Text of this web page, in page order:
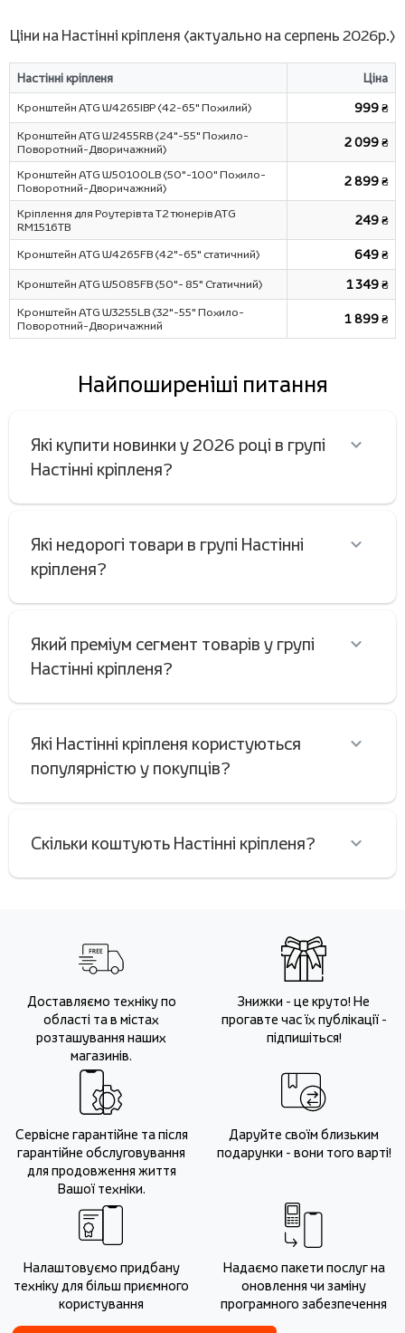
Ціни на Настінні кріпленя (актуально на серпень 2026р.)
Настінні кріпленя Ціна
Кронштейн ATG W4265IBP (42-65" Похилий) 999 ₴
Кронштейн ATG W2455RB (24"-55" Похило-
Поворотний-Дворичажний)
2 099 ₴
Кронштейн ATG W50100LB (50"-100" Похило-
Поворотний-Дворичажний)
2 899 ₴
Кріплення для Роутерів та Т2 тюнерів ATG
RM1516TB
249 ₴
Кронштейн ATG W4265FB (42"-65" статичний) 649 ₴
Кронштейн ATG W5085FB (50"- 85" Статичний) 1 349 ₴
Кронштейн ATG W3255LB (32"-55" Похило-
Поворотний-Дворичажний
1 899 ₴
Найпоширеніші питання
Які купити новинки у 2026 році в групі
Настінні кріпленя?
Які недорогі товари в групі Настінні
кріпленя?
Який преміум сегмент товарів у групі
Настінні кріпленя?
Які Настінні кріпленя користуються
популярністю у покупців?
Скільки коштують Настінні кріпленя?
Доставляємо техніку по
області та в містах
розташування наших
магазинів.
Знижки - це круто! Не
прогавте час їх публікації -
підпишіться!
Сервісне гарантійне та після
гарантійне обслуговування
для продовження життя
Вашої техніки.
Даруйте своїм близьким
подарунки - вони того варті!
Налаштовуємо придбану
техніку для більш приємного
користування
Надаємо пакети послуг на
оновлення чи заміну
програмного забезпечення